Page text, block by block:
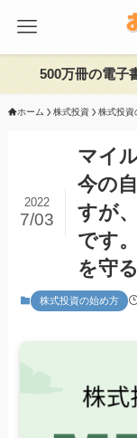
500万冊の電子
ホーム 株式投資 株式投資
マイ
今の
すが
です
を守
2022
7/03
株式投資の始め方